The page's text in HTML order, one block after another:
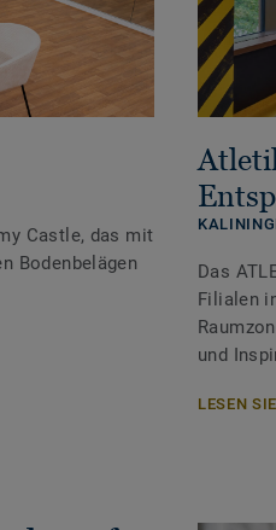
Castle, das mit
Bodenbelägen
Das
Filialen
und
LESEN